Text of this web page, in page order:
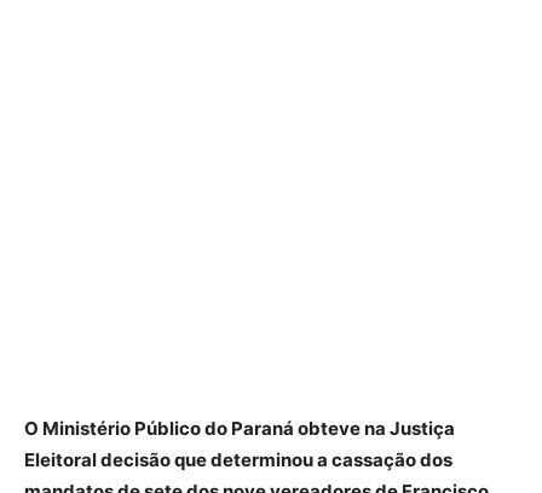
O Ministério Público do Paraná obteve na Justiça
Eleitoral decisão que determinou a cassação dos